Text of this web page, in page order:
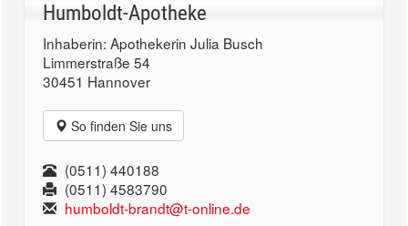
Humboldt-Apotheke
Inhaberin: Apothekerin Julia Busch
Limmerstraße 54
30451 Hannover
So finden Sie uns
(0511) 440188
(0511) 4583790
humboldt-brandt@t-online.de